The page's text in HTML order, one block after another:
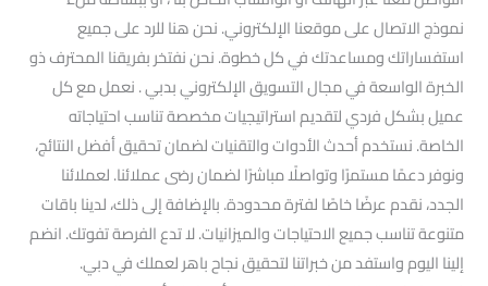
نموذج الاتصال على موقعنا الإلكتروني. نحن هنا للرد على جميع
استفساراتك ومساعدتك في كل خطوة. نحن نفتخر بفريقنا المحترف ذو
الخبرة الواسعة في مجال التسويق الإلكتروني بدبي . نعمل مع كل
عميل بشكل فردي لتقديم استراتيجيات مخصصة تناسب احتياجاته
الخاصة. نستخدم أحدث الأدوات والتقنيات لضمان تحقيق أفضل النتائج،
ونوفر دعمًا مستمرًا وتواصلًا مباشرًا لضمان رضى عملائنا. لعملائنا
الجدد، نقدم عرضًا خاصًا لفترة محدودة. بالإضافة إلى ذلك، لدينا باقات
متنوعة تناسب جميع الاحتياجات والميزانيات. لا تدع الفرصة تفوتك. انضم
إلينا اليوم واستفد من خبراتنا لتحقيق نجاح باهر لعملك في دبي.